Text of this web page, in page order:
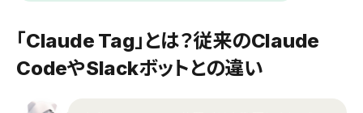
「Claude Tag」とは？従来のClaude
CodeやSlackボットとの違い